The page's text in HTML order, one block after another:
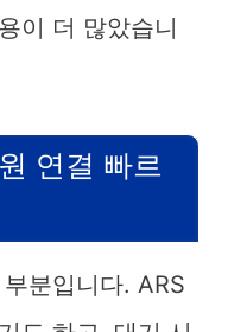
이 더 많았습니
연결 빠르
분입니다. ARS